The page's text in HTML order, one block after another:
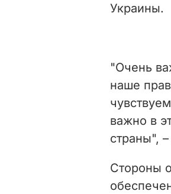
Украины.
"Очень
наше
важно в
страны",
Стороны